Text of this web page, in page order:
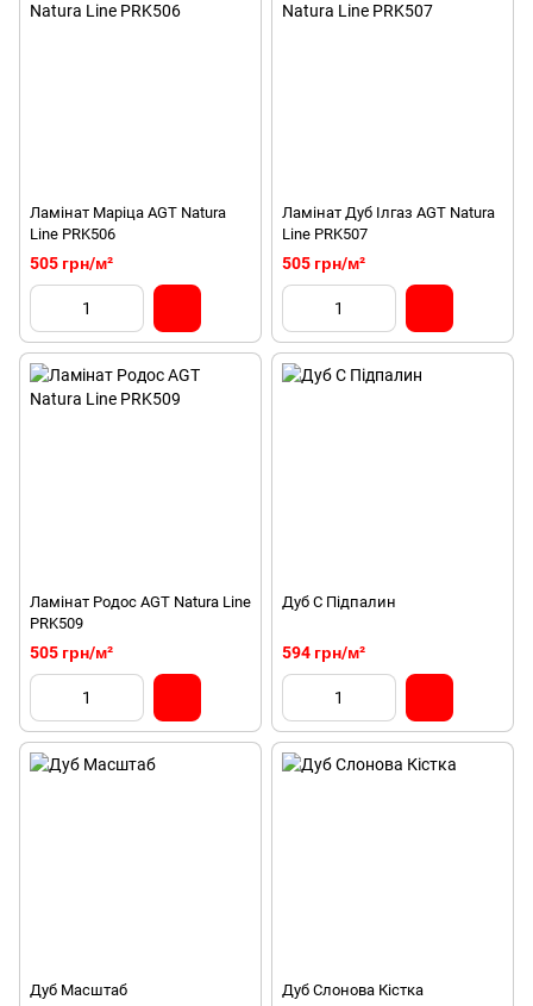
Ламінат Маріца AGT Natura
Line PRK506
505 грн/м²
Ламінат Дуб Ілгаз AGT Natura
Line PRK507
505 грн/м²
Ламінат Родос AGT Natura Line
PRK509
505 грн/м²
Дуб C Підпалин
594 грн/м²
Дуб Масштаб Дуб Слонова Кістка